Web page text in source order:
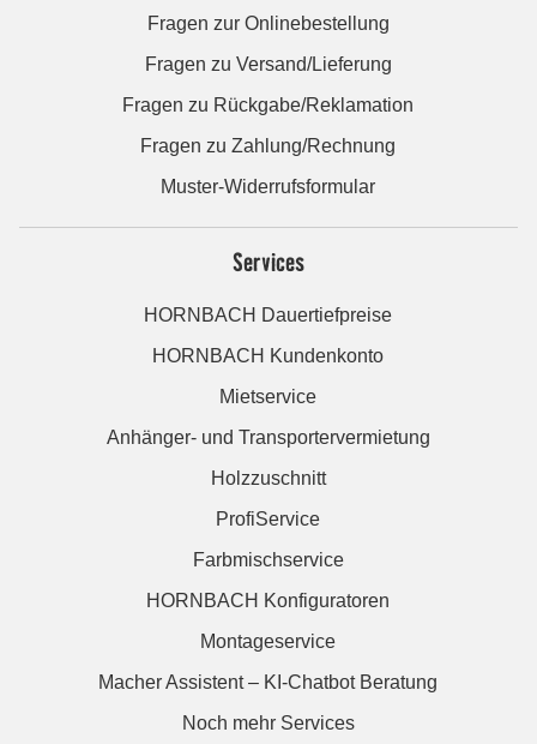
Fragen zur Onlinebestellung
Fragen zu Versand/Lieferung
Fragen zu Rückgabe/Reklamation
Fragen zu Zahlung/Rechnung
Muster-Widerrufsformular
Services
HORNBACH Dauertiefpreise
HORNBACH Kundenkonto
Mietservice
Anhänger- und Transportervermietung
Holzzuschnitt
ProfiService
Farbmischservice
HORNBACH Konfiguratoren
Montageservice
Macher Assistent – KI-Chatbot Beratung
Noch mehr Services